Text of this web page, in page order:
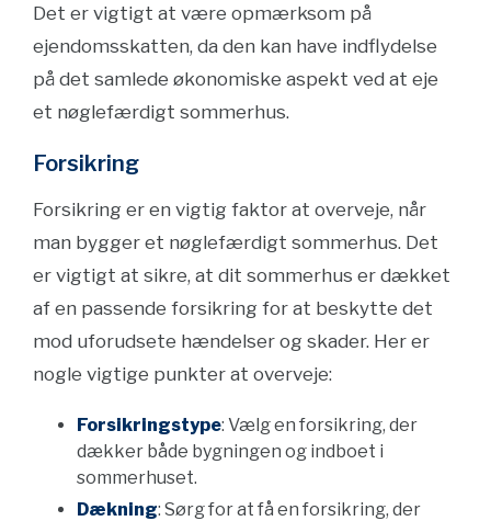
Det er vigtigt at være opmærksom på
ejendomsskatten, da den kan have indflydelse
på det samlede økonomiske aspekt ved at eje
et nøglefærdigt sommerhus.
Forsikring
Forsikring er en vigtig faktor at overveje, når
man bygger et nøglefærdigt sommerhus. Det
er vigtigt at sikre, at dit sommerhus er dækket
af en passende forsikring for at beskytte det
mod uforudsete hændelser og skader. Her er
nogle vigtige punkter at overveje:
Forsikringstype: Vælg en forsikring, der
dækker både bygningen og indboet i
sommerhuset.
Dækning: Sørg for at få en forsikring, der